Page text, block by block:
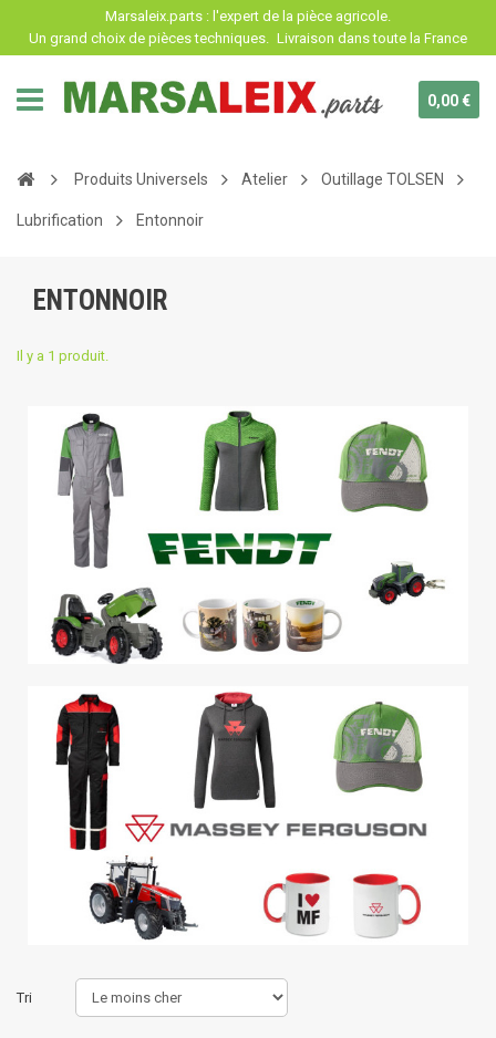
Marsaleix.parts : l'expert de la pièce agricole.
Un grand choix de pièces techniques. Livraison dans toute la France
0,00 €
Produits Universels Atelier Outillage TOLSEN
Lubrification Entonnoir
ENTONNOIR
Il y a 1 produit.
Tri
Panneau de gestion des cookies